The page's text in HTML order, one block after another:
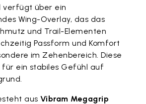
verfügt über ein
Wing-Overlay, das das
und Trail-Elementen
Passform und Komfort
im Zehenbereich. Diese
für ein stabiles Gefühl auf
aus Vibram Megagrip